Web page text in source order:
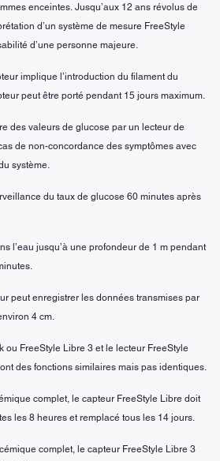
enceintes. Jusqu’aux 12 ans révolus de
d’un système de mesure FreeStyle
d’une personne majeure.
implique l’introduction du filament du
peut être porté pendant 15 jours maximum.
des valeurs de glucose par un lecteur de
de non-concordance des symptômes avec
système.
du taux de glucose 60 minutes après
l’eau jusqu’à une profondeur de 1 m pendant
peut enregistrer les données transmises par
4 cm.
ou FreeStyle Libre 3 et le lecteur FreeStyle
des fonctions similaires mais pas identiques.
complet, le capteur FreeStyle Libre doit
les 8 heures et remplacé tous les 14 jours.
complet, le capteur FreeStyle Libre 3